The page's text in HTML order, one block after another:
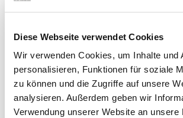
Diese Webseite verwendet Cookies
Wir verwenden Cookies, um Inhalte und
personalisieren, Funktionen für soziale
zu können und die Zugriffe auf unsere
analysieren. Außerdem geben wir
Verwendung unserer Website an unsere